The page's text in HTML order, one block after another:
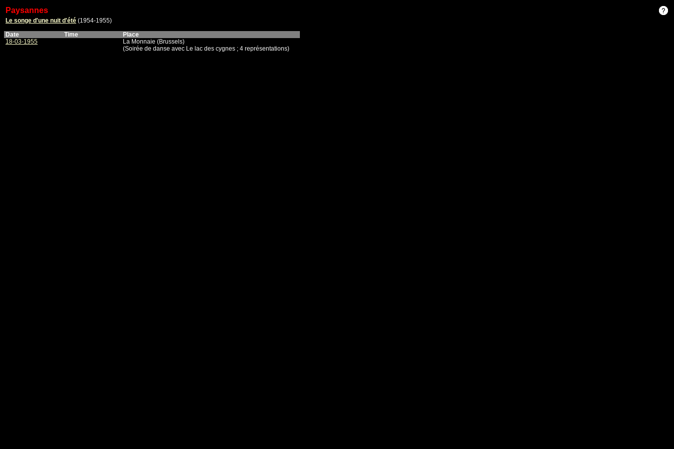
Paysannes
Le songe d'une nuit d'été (1954-1955)
Date
Time
Place
18-03-1955
La Monnaie (Brussels)
(Soirée de danse avec Le lac des cygnes ; 4 représentations)